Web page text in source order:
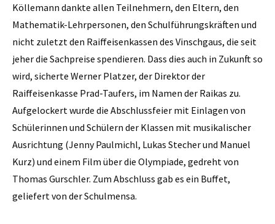
Köllemann dankte allen Teilnehmern, den Eltern, den
Mathematik-Lehrpersonen, den Schulführungskräften und
nicht zuletzt den Raiffeisenkassen des Vinschgaus, die seit
jeher die Sachpreise spendieren. Dass dies auch in Zukunft so
wird, sicherte Werner Platzer, der Direktor der
Raiffeisenkasse Prad-Taufers, im Namen der Raikas zu.
Aufge­lockert wurde die Abschlussfeier mit Einlagen von
Schülerinnen und Schülern der Klassen mit musikalischer
Ausrichtung (Jenny Paulmichl, Lukas Stecher und Manuel
Kurz) und einem Film über die Olympiade, gedreht von
Thomas Gurschler. Zum Abschluss gab es ein Buffet,
geliefert von der Schulmensa.